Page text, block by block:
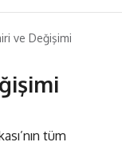
ve Değişimi
tüm